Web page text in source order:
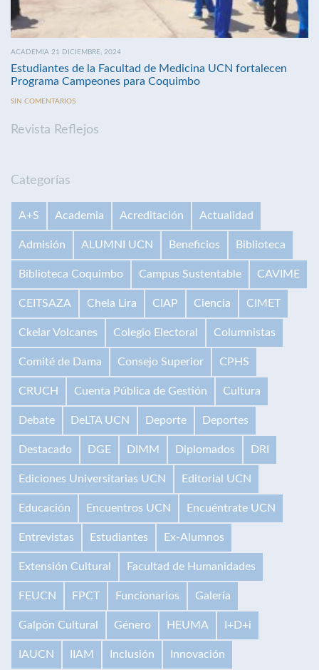
ACADEMIA 21 DICIEMBRE, 2024
Estudiantes de la Facultad de Medicina UCN fortalecen
Programa Campeones para Coquimbo
SIN COMENTARIOS
Revista Reflejos
Categorías
A+S Academia Acreditación Actualidad
Admisión ALUMNI UCN Beneficios Biblioteca
Biblioteca Coquimbo Campus Sustentable CAVIME
CEITSAZA Chela Lira CIAP Ciencia CIMET
Ckelar Volcanes Colegio Electoral Columnistas
Comité de Dama Consejo Superior CPHS
CRUCH Cuenta Pública de Gestión Cultura
Debate DeLTA UCN Deporte Deportes
Destacado DGE DIMM Diplomados DRI
Ediciones Universitarias UCN Editorial UCN
Educación Encuentros UCN Encuéntrate UCN
Entrevistas Estudiantes Ex-Alumnos
Extensión Cultural Facultad de Humanidades
FEUCN FPCT Funcionarios Galería
Galpón Cultural Género HEUMA I+D+i
IAUCN IIAM Inclusión Innovación